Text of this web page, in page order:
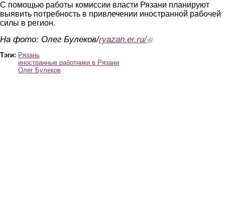
С помощью работы комиссии власти Рязани планируют
выявить потребность в привлечении иностранной рабочей
силы в регион.
На фото: Олег Булеков/ryazan.er.ru/(link is external)
Тэги: Рязань
иностранные работники в Рязани
Олег Булеков